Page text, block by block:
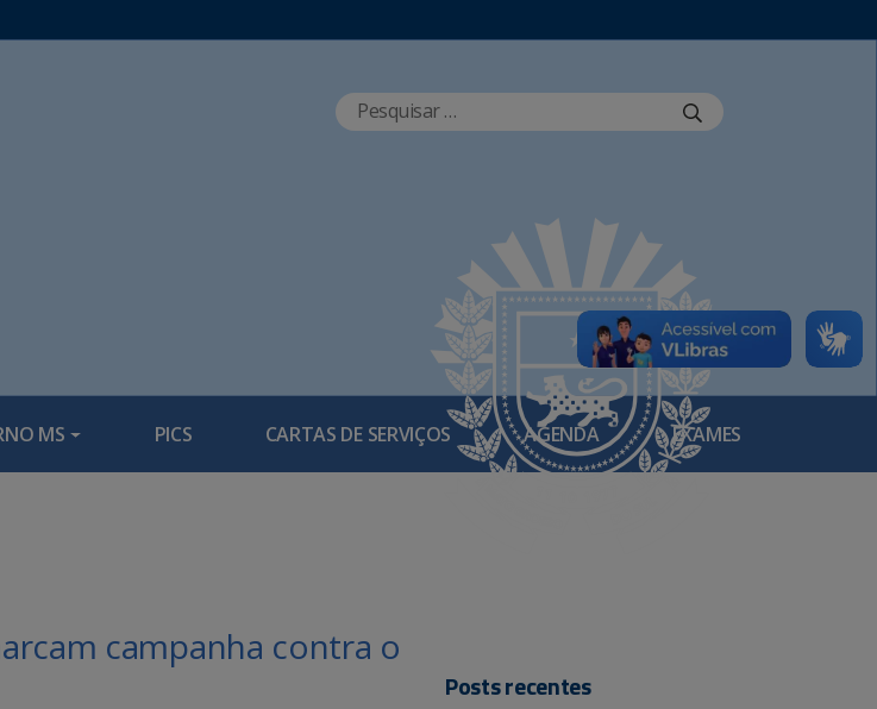
MS PICS CARTAS DE SERVIÇOS AGENDA EXAMES
campanha contra o
Posts recentes